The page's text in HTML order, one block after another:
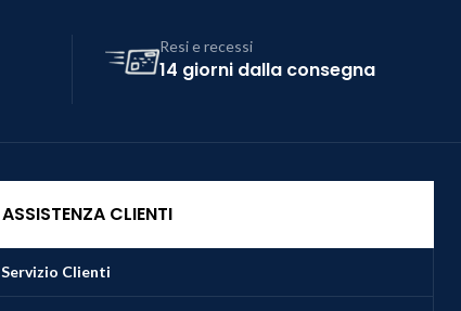
Resi e recessi
14 giorni dalla consegna
ASSISTENZA CLIENTI
Servizio Clienti